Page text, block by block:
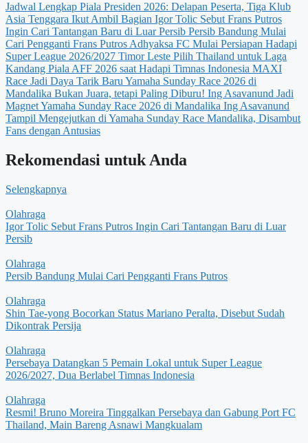
Jadwal Lengkap Piala Presiden 2026: Delapan Peserta, Tiga Klub
Asia Tenggara Ikut Ambil Bagian Igor Tolic Sebut Frans Putros
Ingin Cari Tantangan Baru di Luar Persib Persib Bandung Mulai
Cari Pengganti Frans Putros Adhyaksa FC Mulai Persiapan Hadapi
Super League 2026/2027 Timor Leste Pilih Thailand untuk Laga
Kandang Piala AFF 2026 saat Hadapi Timnas Indonesia MAXI
Race Jadi Daya Tarik Baru Yamaha Sunday Race 2026 di
Mandalika Bukan Juara, tetapi Paling Diburu! Ing Asavanund Jadi
Magnet Yamaha Sunday Race 2026 di Mandalika Ing Asavanund
Tampil Mengejutkan di Yamaha Sunday Race Mandalika, Disambut
Fans dengan Antusias
Rekomendasi untuk Anda
Selengkapnya
Olahraga
Igor Tolic Sebut Frans Putros Ingin Cari Tantangan Baru di Luar
Persib
Olahraga
Persib Bandung Mulai Cari Pengganti Frans Putros
Olahraga
Shin Tae-yong Bocorkan Status Mariano Peralta, Disebut Sudah
Dikontrak Persija
Olahraga
Persebaya Datangkan 5 Pemain Lokal untuk Super League
2026/2027, Dua Berlabel Timnas Indonesia
Olahraga
Resmi! Bruno Moreira Tinggalkan Persebaya dan Gabung Port FC
Thailand, Main Bareng Asnawi Mangkualam